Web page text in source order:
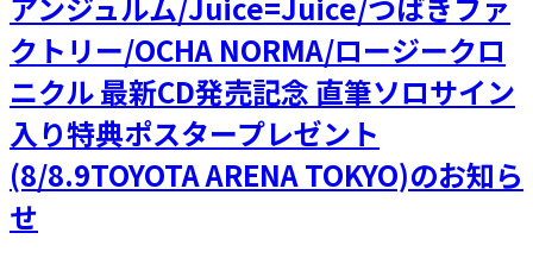
クトリー/OCHA NORMA/ロージークロ
ニクル 最新CD発売記念 直筆ソロサイン
入り特典ポスタープレゼント
(8/8.9TOYOTA ARENA TOKYO)のお知ら
せ